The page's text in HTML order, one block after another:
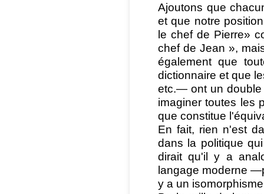
Ajoutons que
et que notre
le chef de Pierre»
chef de Jean »,
également que
dictionnaire et que
etc.— ont un double
imaginer toutes les
que constitue
En fait, rien n'est
dans la politique
dirait qu'il y a
langage moderne
y a un